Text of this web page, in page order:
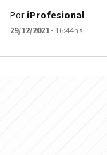
Por iProfesional
29/12/2021- 16:44hs